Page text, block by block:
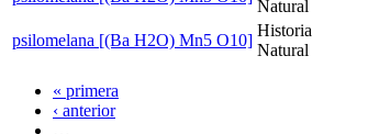
Natural
psilomelana [(Ba H2O) Mn5 O10]
Historia
Natural
« primera
‹ anterior
…